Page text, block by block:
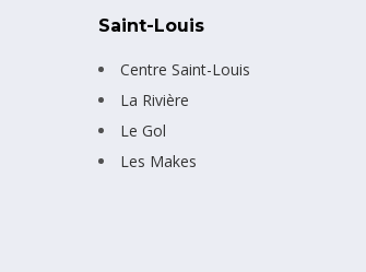
Saint-Louis
Centre Saint-Louis
La Rivière
Le Gol
Les Makes